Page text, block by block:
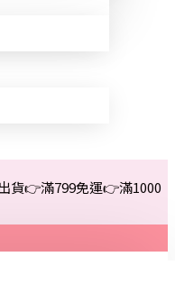
貨👉滿799免運👉滿1000